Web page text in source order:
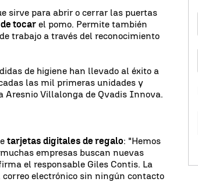
sirve para abrir o cerrar las puertas
tocar el pomo. Permite también
trabajo a través del reconocimiento
de higiene han llevado al éxito a
las mil primeras unidades y
Aresnio Villalonga de Qvadis Innova.
tarjetas digitales de regalo: "Hemos
empresas buscan nuevas
el responsable Giles Contis. La
electrónico sin ningún contacto